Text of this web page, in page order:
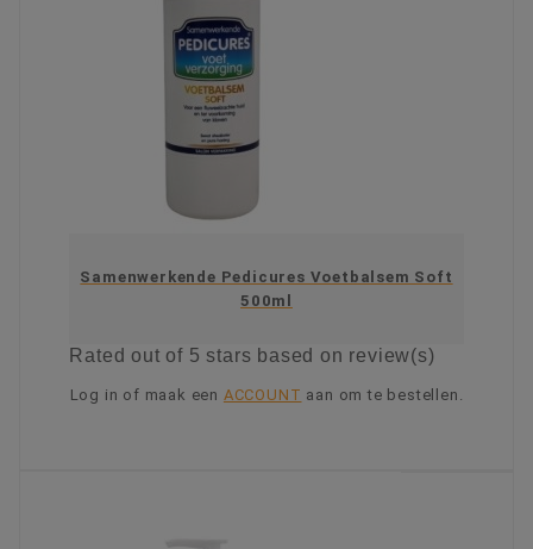
Samenwerkende Pedicures Voetbalsem Soft
500ml
Ratedout of 5 stars based on review(s)
Log in of maak een ACCOUNT aan om te bestellen.